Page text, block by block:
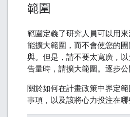
範圍
範圍定義了研究人員可以用
能擴大範圍，而不會使您的
與。但是，請不要太寬廣，
告量時，請擴大範圍。逐步
關於如何在計畫政策中界定
事項，以及該將心力投注在